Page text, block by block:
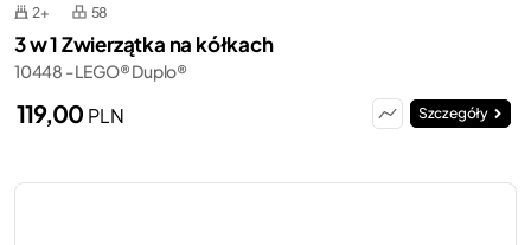
2+ 58
3 w 1 Zwierzątka na kółkach
10448 - LEGO® Duplo®
119,00 PLN Szczegóły